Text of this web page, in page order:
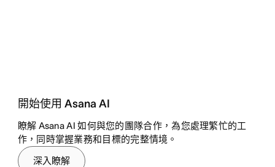
開始使用 Asana AI
瞭解 Asana AI 如何與您的團隊合作，為您處理繁忙的工
作，同時掌握業務和目標的完整情境。
深入瞭解